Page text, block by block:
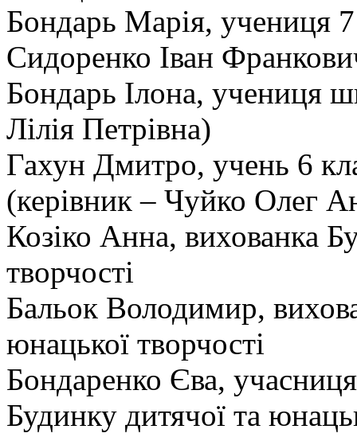
Бондарь Марія, учениця
Сидоренко Іван
Бондарь Ілона, учениця
Лілія Петрівна)
Гахун Дмитро, учень 6
(керівник – Чуйко Олег
Козіко Анна, вихованка
творчості
Бальок Володимир,
юнацької творчості
Бондаренко Єва,
Будинку дитячої та